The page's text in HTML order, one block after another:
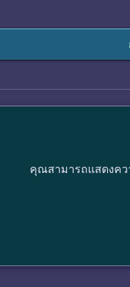
คุณสามารถแสดงคว